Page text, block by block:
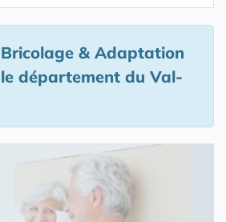
& Adaptation
département du Val-